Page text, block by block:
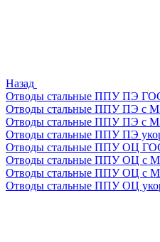
Назад
Отводы стальные ППУ ПЭ
Отводы стальные ППУ ПЭ с
Отводы стальные ППУ ПЭ с
Отводы стальные ППУ ПЭ
Отводы стальные ППУ ОЦ
Отводы стальные ППУ ОЦ с
Отводы стальные ППУ ОЦ с
Отводы стальные ППУ ОЦ